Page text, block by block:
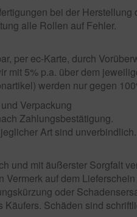
bei der
alle Rollen auf Fehler.
per ec-Karte, durch
mit 5% p.a. über dem
werden nur gegen
Verpackung
Zahlungsbestätigung.
Art sind
und mit äußerster Sorgfalt
Vermerk auf dem
oder
Käufers. Schäden sind